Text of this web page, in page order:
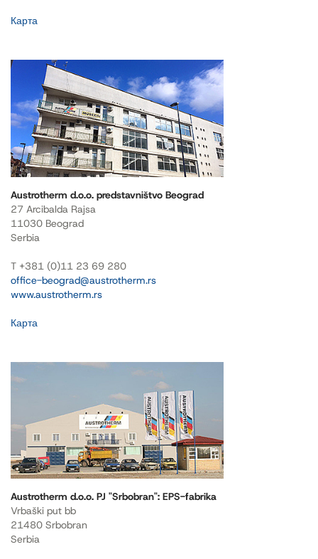
Карта
Austrotherm d.o.o. predstavništvo Beograd
27 Arcibalda Rajsa
11030 Beograd
Serbia
T +381 (0)11 23 69 280
office-beograd@austrotherm.rs
www.austrotherm.rs
Карта
Austrotherm d.o.o. PJ "Srbobran": EPS-fabrika
Vrbaški put bb
21480 Srbobran
Serbia